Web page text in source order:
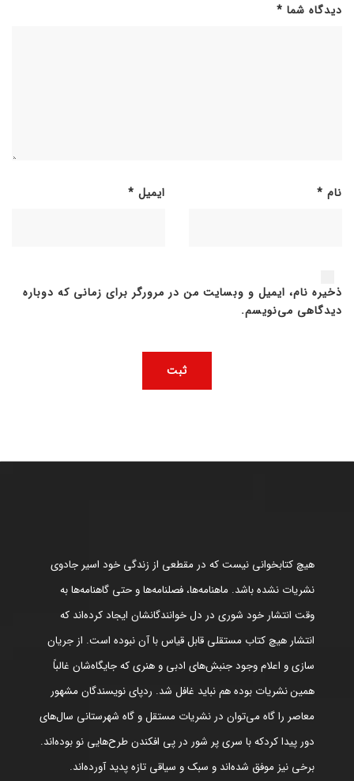
دیدگاه شما *
نام * ایمیل *
ذخیره نام، ایمیل و وبسایت من در مرورگر برای زمانی که دوباره
دیدگاهی می‌نویسم.
هیچ کتابخوانی نیست که در مقطعی از زندگی خود اسیر جادوی
نشریات نشده باشد. ماهنامه‌ها، فصلنامه‌ها و حتی گاهنامه‌ها به
وقت انتشار خود شوری در دل خوانندگانشان ایجاد کرده‌اند که
انتشار هیچ کتاب مستقلی قابل قیاس با آن نبوده است. از جریان
سازی و اعلام وجود جنبش‌های ادبی و هنری که جایگاه‌شان غالباً
همین نشریات بوده هم نباید غافل شد. ردپای نویسندگان مشهور
معاصر را گاه می‌توان در نشریات مستقل و گاه شهرستانی سال‌های
دور پیدا کردکه با سری پر شور در پی افکندن طرح‌هایی نو بوده‌اند.
برخی نیز موفق شده‌اند و سبک و سیاقی تازه پدید آورده‌اند.